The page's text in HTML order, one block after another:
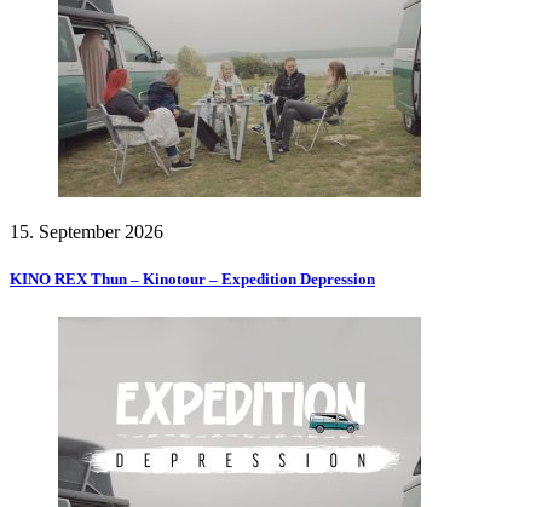
15. September 2026
KINO REX Thun – Kinotour – Expedition Depression